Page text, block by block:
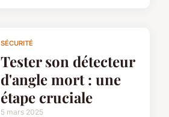
SÉCURITÉ
Tester son détecteur
d'angle mort : une
étape cruciale
5 mars 2025